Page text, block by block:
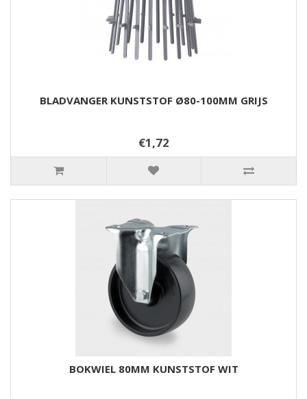
BLADVANGER KUNSTSTOF Ø80-100MM GRIJS
€1,72
BOKWIEL 80MM KUNSTSTOF WIT